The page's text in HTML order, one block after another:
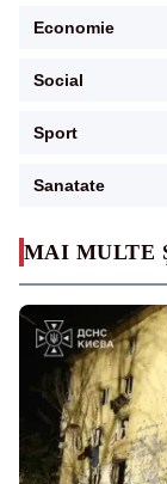
MAI MULTE
Economie
Social
Sport
Sanatate